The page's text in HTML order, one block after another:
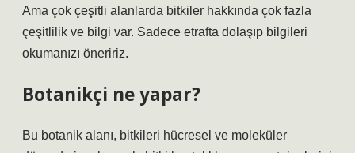
Ama çok çeşitli alanlarda bitkiler hakkında çok fazla
çeşitlilik ve bilgi var. Sadece etrafta dolaşıp bilgileri
okumanızı öneririz.
Botanikçi ne yapar?
Bu botanik alanı, bitkileri hücresel ve moleküler